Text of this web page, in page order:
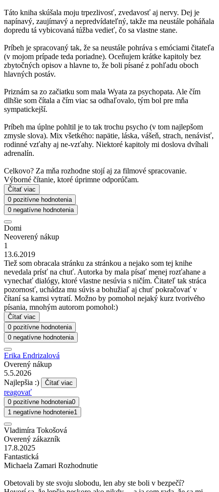
Táto kniha skúšala moju trpezlivosť, zvedavosť aj nervy. Dej je
napínavý, zaujímavý a nepredvídateľný, takže ma neustále poháňala
dopredu tá vybicovaná túžba vedieť, čo sa vlastne stane.
Príbeh je spracovaný tak, že sa neustále pohráva s emóciami čitateľa
(v mojom prípade teda poriadne). Oceňujem krátke kapitoly bez
zbytočných opisov a hlavne to, že boli písané z pohľadu oboch
hlavných postáv.
Priznám sa zo začiatku som mala Wyata za psychopata. Ale čím
dlhšie som čítala a čím viac sa odhaľovalo, tým bol pre mňa
sympatickejší.
Príbeh ma úplne pohltil je to tak trochu psycho (v tom najlepšom
zmysle slova). Mix všetkého: napätie, láska, vášeň, strach, nenávisť,
rodinné vzťahy aj ne-vzťahy. Niektoré kapitoly mi doslova dvíhali
adrenalín.
Celkovo? Za mňa rozhodne stojí aj za filmové spracovanie.
Výborné čítanie, ktoré úprimne odporúčam.
Čítať viac
0 pozitívne hodnotenia
0 negatívne hodnotenia
Domi
Neoverený nákup
1
13.6.2019
Tiež som obracala stránku za stránkou a nejako som tej knihe
nevedala prísť na chuť. Autorka by mala písať menej rozťahane a
vynechať dialógy, ktoré vlastne nesúvia s ničím. Čitateľ tak stráca
pozornosť, uchádza mu súvis a bohužiaľ aj chuť pokračovať v
čítaní sa kamsi vytratí. Možno by pomohol nejaký kurz tvorivého
písania, mnohým autorom pomohol:)
Čítať viac
0 pozitívne hodnotenia
0 negatívne hodnotenia
Erika Endrizalová
Overený nákup
5.5.2026
Najlepšia :)
Čítať viac
reagovať
0 pozitívne hodnotenia0
1 negatívne hodnotenie1
Vladimíra Tokošová
Overený zákazník
17.8.2025
Fantastická
Michaela Zamari Rozhodnutie
Obetovali by ste svoju slobodu, len aby ste boli v bezpečí?